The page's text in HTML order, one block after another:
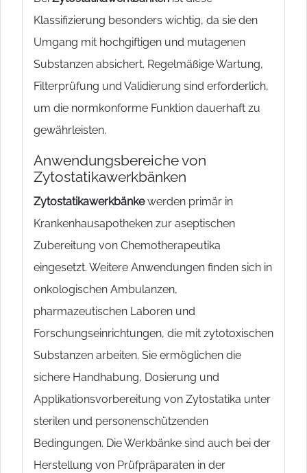
Klassifizierung besonders wichtig, da sie den
Umgang mit hochgiftigen und mutagenen
Substanzen absichert. Regelmäßige Wartung,
Filterprüfung und Validierung sind erforderlich,
um die normkonforme Funktion dauerhaft zu
gewährleisten.
Anwendungsbereiche von
Zytostatikawerkbänken
Zytostatikawerkbänkewerden primär in
Krankenhausapotheken zur aseptischen
Zubereitung von Chemotherapeutika
eingesetzt. Weitere Anwendungen finden sich in
onkologischen Ambulanzen,
pharmazeutischen Laboren und
Forschungseinrichtungen, die mit zytotoxischen
Substanzen arbeiten. Sie ermöglichen die
sichere Handhabung, Dosierung und
Applikationsvorbereitung von Zytostatika unter
sterilen und personenschützenden
Bedingungen. Die Werkbänke sind auch bei der
Herstellung von Prüfpräparaten in der